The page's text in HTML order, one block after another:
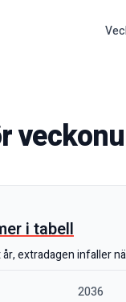
i tabell
extradagen infaller
2036